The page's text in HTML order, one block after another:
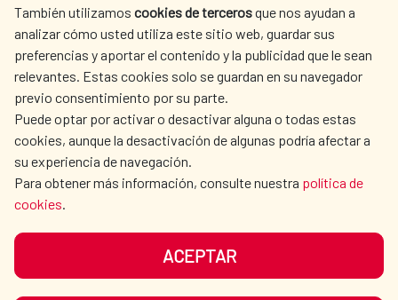
También utilizamos cookies de tercerosque nos ayudan a
analizar cómo usted utiliza este sitio web, guardar sus
preferencias y aportar el contenido y la publicidad que le sean
relevantes. Estas cookies solo se guardan en su navegador
previo consentimiento por su parte.
Puede optar por activar o desactivar alguna o todas estas
cookies, aunque la desactivación de algunas podría afectar a
su experiencia de navegación.
Para obtener más información, consulte nuestra política de
cookies.
ACEPTAR
CULTURA Y CIENCIA
BIBLIOTECA
NUESTRAS REDES SOCIALES
PROTECCIÓN DE DATOS
POLÍTICA DE COOKIES
GUÍA DE NAVEGACIÓN